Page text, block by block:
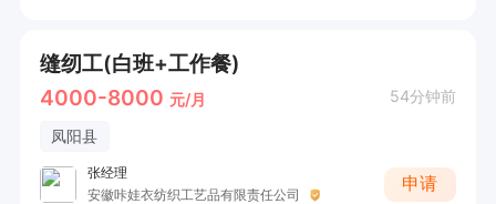
缝纫工(白班+工作餐)
4000-8000 元/月 54分钟前
凤阳县
张经理
安徽咔娃衣纺织工艺品有限责任公司
申请